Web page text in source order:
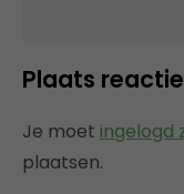
Plaats reactie
Je moet ingelogd
plaatsen.